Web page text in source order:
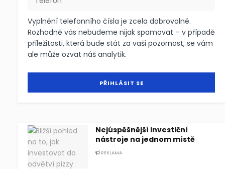
Vyplnění telefonního čísla je zcela dobrovolné.
Rozhodně vás nebudeme nijak spamovat – v případě
příležitosti, která bude stát za vaši pozornost, se vám
ale může ozvat náš analytik.
Nejúspěšnější investiční
nástroje na jednom místě
REKLAMA